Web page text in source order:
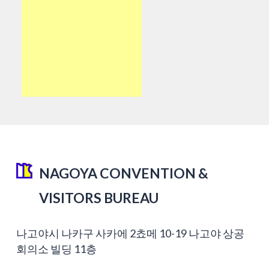
NAGOYA CONVENTION &
VISITORS BUREAU
나고야시 나카구 사카에 2쵸메 10-19 나고야 상공
회의소 빌딩 11층